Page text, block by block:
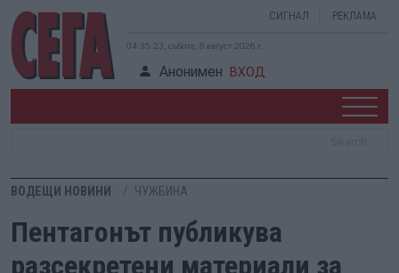
СИГНАЛ РЕКЛАМА
04:35:24, събота, 8 август 2026 г.
Анонимен ВХОД
ВОДЕЩИ НОВИНИ ЧУЖБИНА
Пентагонът публикува
разсекретени материали за